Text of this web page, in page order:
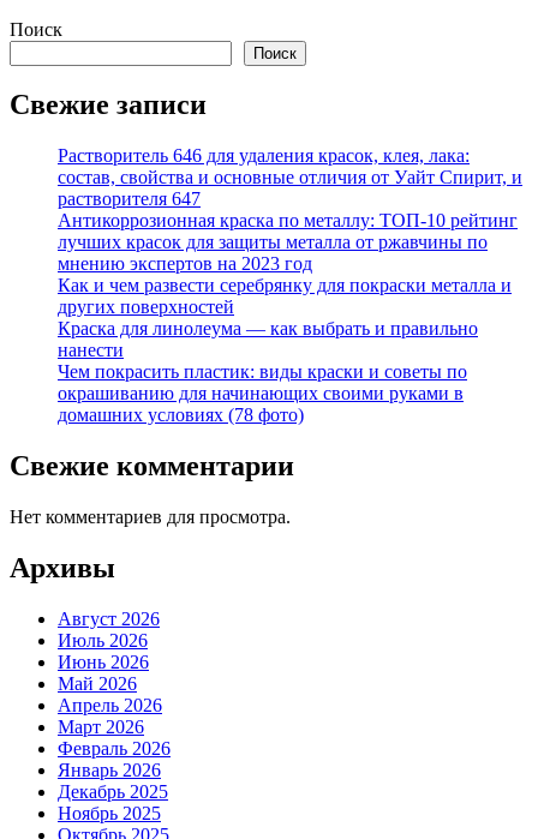
Поиск
Поиск
Свежие записи
Растворитель 646 для удаления красок, клея, лака:
состав, свойства и основные отличия от Уайт Спирит, и
растворителя 647
Антикоррозионная краска по металлу: ТОП-10 рейтинг
лучших красок для защиты металла от ржавчины по
мнению экспертов на 2023 год
Как и чем развести серебрянку для покраски металла и
других поверхностей
Краска для линолеума — как выбрать и правильно
нанести
Чем покрасить пластик: виды краски и советы по
окрашиванию для начинающих своими руками в
домашних условиях (78 фото)
Свежие комментарии
Нет комментариев для просмотра.
Архивы
Август 2026
Июль 2026
Июнь 2026
Май 2026
Апрель 2026
Март 2026
Февраль 2026
Январь 2026
Декабрь 2025
Ноябрь 2025
Октябрь 2025